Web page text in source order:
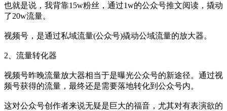
也就是说，我背靠15w粉丝，通过1w的公众号推文阅读，撬动
了20w流量。
视频号，是通过私域流量(公众号)撬动公域流量的放大器。
2、流量转化器
视频号昨晚流量放大器相当于是曝光公众号的新途径。通过视
频号获得的流量，最终还是需要落地转化到公众号内。
这对公众号创作者来说无疑是巨大的福音，尤其对有表演欲的